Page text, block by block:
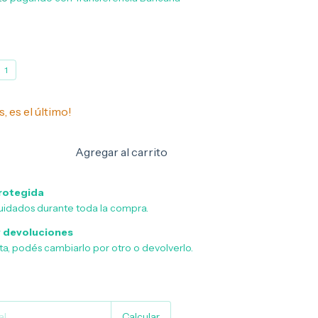
1
es el último!
durante toda la compra.
devoluciones
podés cambiarlo por otro o devolverlo.